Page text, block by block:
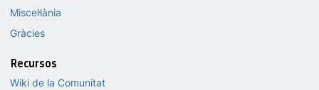
Miscel·lània
Gràcies
Recursos
Wiki de la Comunitat